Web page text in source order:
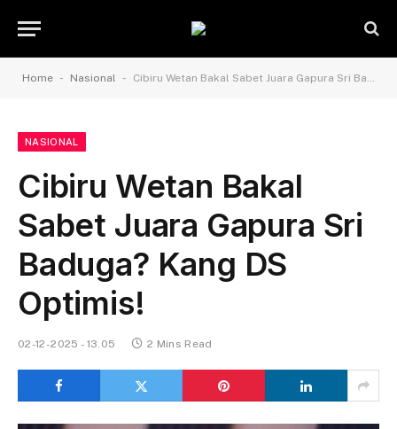
Home - Nasional - Cibiru Wetan Bakal Sabet Juara Gapura Sri Baduga? Kang DS Optimis!
NASIONAL
Cibiru Wetan Bakal
Sabet Juara Gapura Sri
Baduga? Kang DS
Optimis!
02-12-2025 - 13.05 2 Mins Read